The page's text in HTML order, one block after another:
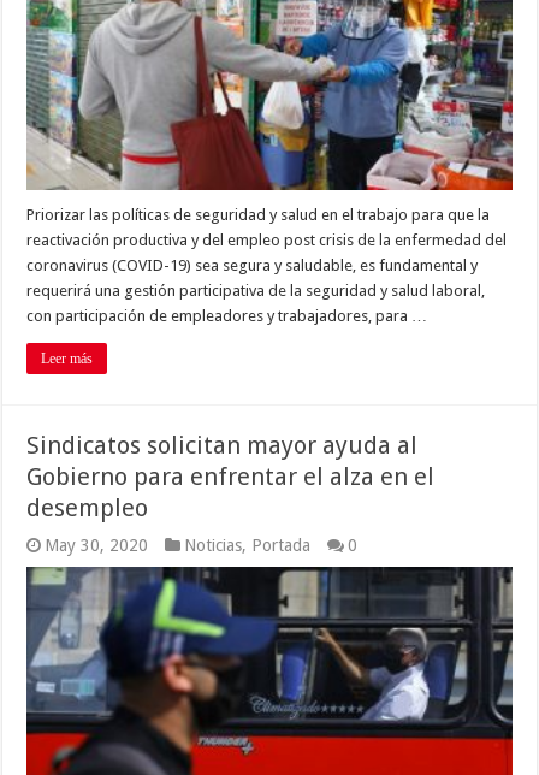
Priorizar las políticas de seguridad y salud en el trabajo para que la
reactivación productiva y del empleo post crisis de la enfermedad del
coronavirus (COVID-19) sea segura y saludable, es fundamental y
requerirá una gestión participativa de la seguridad y salud laboral,
con participación de empleadores y trabajadores, para …
Leer más
Sindicatos solicitan mayor ayuda al
Gobierno para enfrentar el alza en el
desempleo
May 30, 2020 Noticias, Portada 0